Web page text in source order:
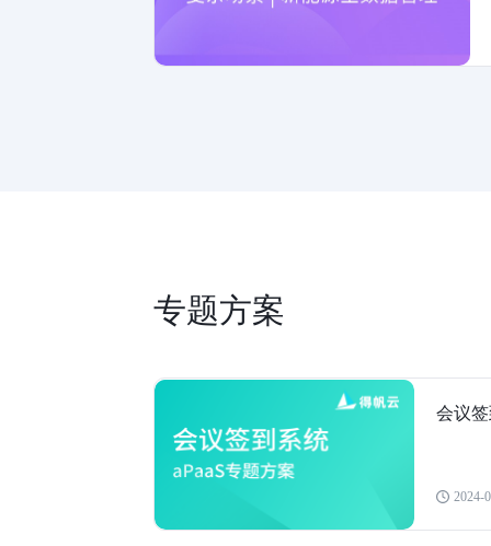
专题方案
会议
2024-